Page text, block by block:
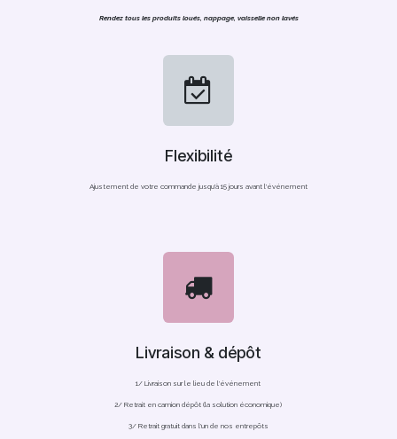
Rendez tous les produits loués, nappage, vaisselle non lavés
Flexibilité
Ajustement de votre commande jusqu'à 15 jours avant l'événement
Livraison & dépôt
1/ Livraison sur le lieu de l'événement
2/ Retrait en camion dépôt (la solution économique)
3/ Retrait gratuit dans l'un de nos entrepôts